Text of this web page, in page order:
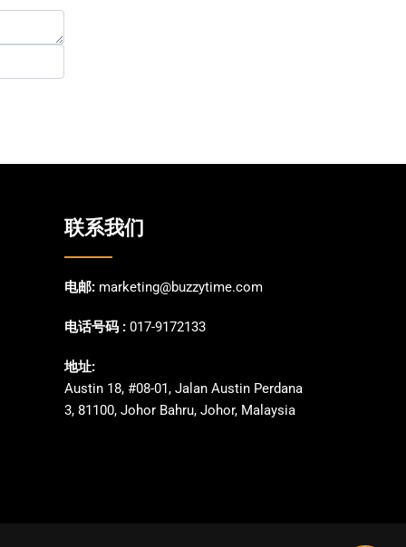
联系我们
电邮: marketing@buzzytime.com
电话号码 : 017-9172133
地址:
Austin 18, #08-01, Jalan Austin Perdana
3, 81100, Johor Bahru, Johor, Malaysia